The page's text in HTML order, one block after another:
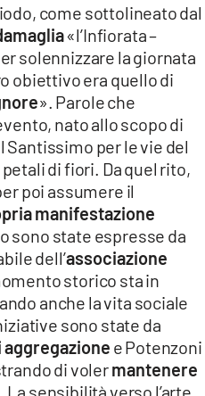
come sottolineato dal
«l’Infiorata –
solennizzare la giornata
obiettivo era quello di
». Parole che
nato allo scopo di
Santissimo per le vie del
di fiori. Da quel rito,
poi assumere il
manifestazione
sono state espresse da
dell’associazione
storico sta in
anche la vita sociale
sono state da
e Potenzoni
di volermantenere
La sensibilità verso l’arte